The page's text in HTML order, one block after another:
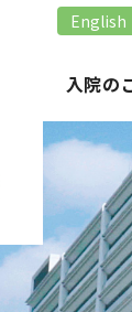
English
内 入院の